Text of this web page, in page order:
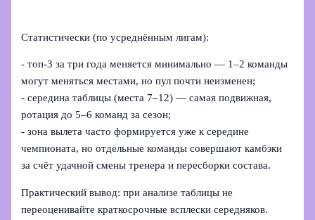
Статистически (по усреднённым лигам):
- топ‑3 за три года меняется минимально — 1–2 команды
могут меняться местами, но пул почти неизменен;
- середина таблицы (места 7–12) — самая подвижная,
ротация до 5–6 команд за сезон;
- зона вылета часто формируется уже к середине
чемпионата, но отдельные команды совершают камбэки
за счёт удачной смены тренера и пересборки состава.
Практический вывод: при анализе таблицы не
переоценивайте краткосрочные всплески середняков.